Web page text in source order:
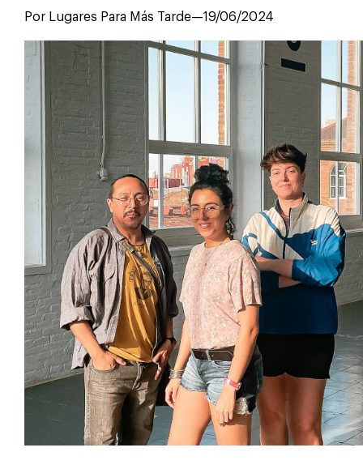
Por Lugares Para Más Tarde—19/06/2024